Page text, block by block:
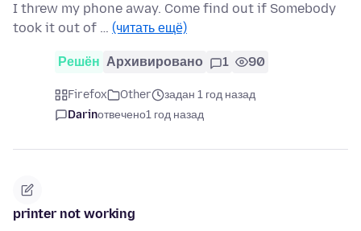
I threw my phone away. Come find out if Somebody
took it out of … (читать ещё)
Решён Архивировано 1 90
Firefox Other
задан 1 год назад
Darinотвечено1 год назад
printer not working